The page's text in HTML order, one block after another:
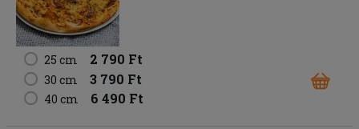
25 cm 2 790 Ft
30 cm 3 790 Ft
40 cm 6 490 Ft